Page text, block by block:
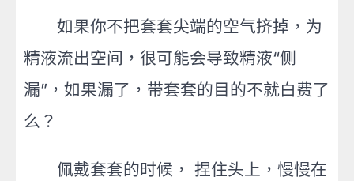
如果你不把套套尖端的空气挤掉，为
精液流出空间，很可能会导致精液“侧
漏”，如果漏了，带套套的目的不就白费了
么？
佩戴套套的时候， 捏住头上，慢慢在